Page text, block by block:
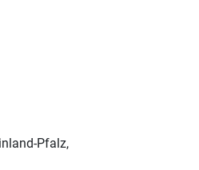
Pfalz,